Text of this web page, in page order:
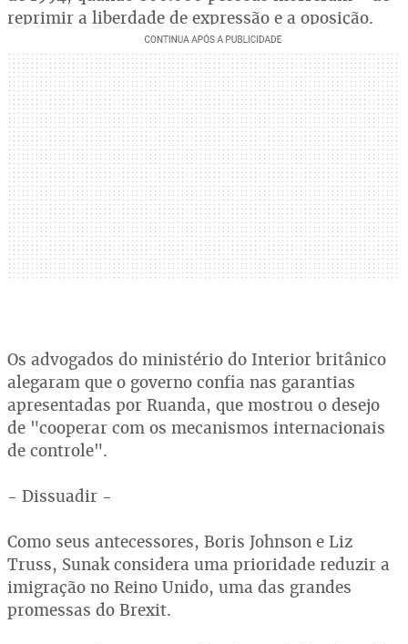
reprimir a liberdade de expressão e a oposição.
Os advogados do ministério do Interior britânico
alegaram que o governo confia nas garantias
apresentadas por Ruanda, que mostrou o desejo
de "cooperar com os mecanismos internacionais
de controle".
- Dissuadir -
Como seus antecessores, Boris Johnson e Liz
Truss, Sunak considera uma prioridade reduzir a
imigração no Reino Unido, uma das grandes
promessas do Brexit.